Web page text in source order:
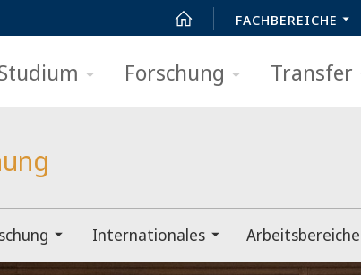
FACHBEREICHE
Forschung Transfer
Internationales Arbeitsbereiche